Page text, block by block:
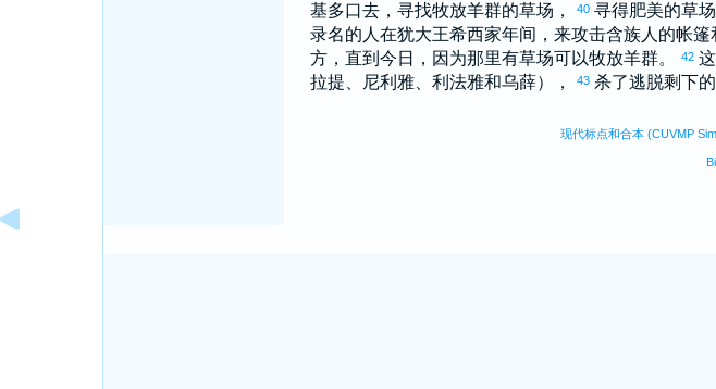
基多口去，寻找牧放羊群的草场， 40 寻得肥美的草
录名的人在犹大王希西家年间，来攻击含族人的帐篷
方，直到今日，因为那里有草场可以牧放羊群。
42 这
拉提
尼利雅、 利法雅和乌薛）， 43 杀了逃脱剩下的
现代标点和合本 (CUVMP